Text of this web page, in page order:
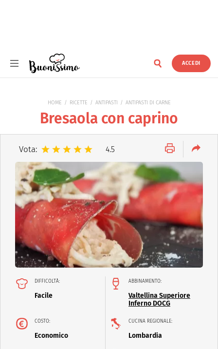
ACCEDI
HOME RICETTE ANTIPASTI ANTIPASTI DI CARNE
Bresaola con caprino
Vota: 4.5
DIFFICOLTÀ:
Facile
ABBINAMENTO:
Valtellina Superiore
Inferno DOCG
COSTO:
Economico
CUCINA REGIONALE:
Lombardia